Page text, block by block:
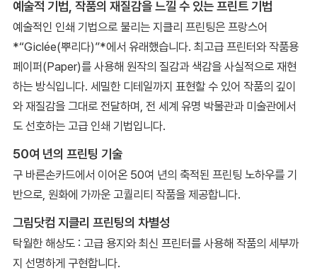
예술적 기법, 작품의 재질감을 느낄 수 있는 프린트 기법
예술적인 인쇄 기법으로 불리는 지클리 프린팅은 프랑스어
*“Giclée(뿌리다)”*에서 유래했습니다. 최고급 프린터와 작품용
페이퍼(Paper)를 사용해 원작의 질감과 색감을 사실적으로 재현
하는 방식입니다. 세밀한 디테일까지 표현할 수 있어 작품의 깊이
와 재질감을 그대로 전달하며, 전 세계 유명 박물관과 미술관에서
도 선호하는 고급 인쇄 기법입니다.
50여 년의 프린팅 기술
구 바른손카드에서 이어온 50여 년의 축적된 프린팅 노하우를 기
반으로, 원화에 가까운 고퀄리티 작품을 제공합니다.
그림닷컴 지클리 프린팅의 차별성
탁월한 해상도 : 고급 용지와 최신 프린터를 사용해 작품의 세부까
지 선명하게 구현합니다.